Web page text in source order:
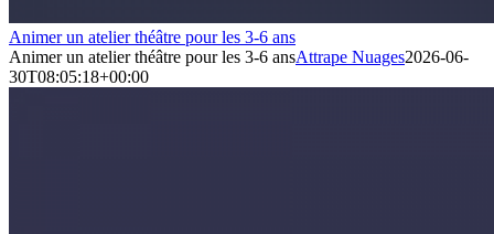
Animer un atelier théâtre pour les 3-6 ans
Animer un atelier théâtre pour les 3-6 ansAttrape Nuages2026-06-
30T08:05:18+00:00